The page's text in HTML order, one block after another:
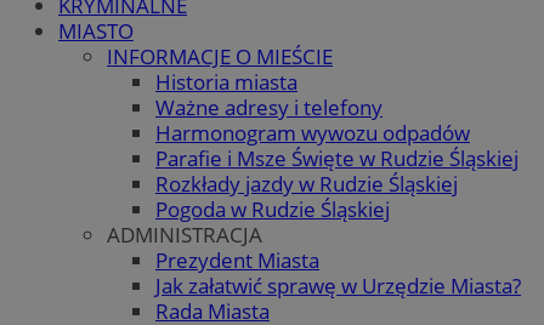
MIASTO
INFORMACJE O MIEŚCIE
Historia miasta
Ważne adresy i telefony
Harmonogram wywozu odpadów
Parafie i Msze Święte w Rudzie Śląskiej
Rozkłady jazdy w Rudzie Śląskiej
Pogoda w Rudzie Śląskiej
ADMINISTRACJA
Prezydent Miasta
Jak załatwić sprawę w Urzędzie Miasta?
Rada Miasta